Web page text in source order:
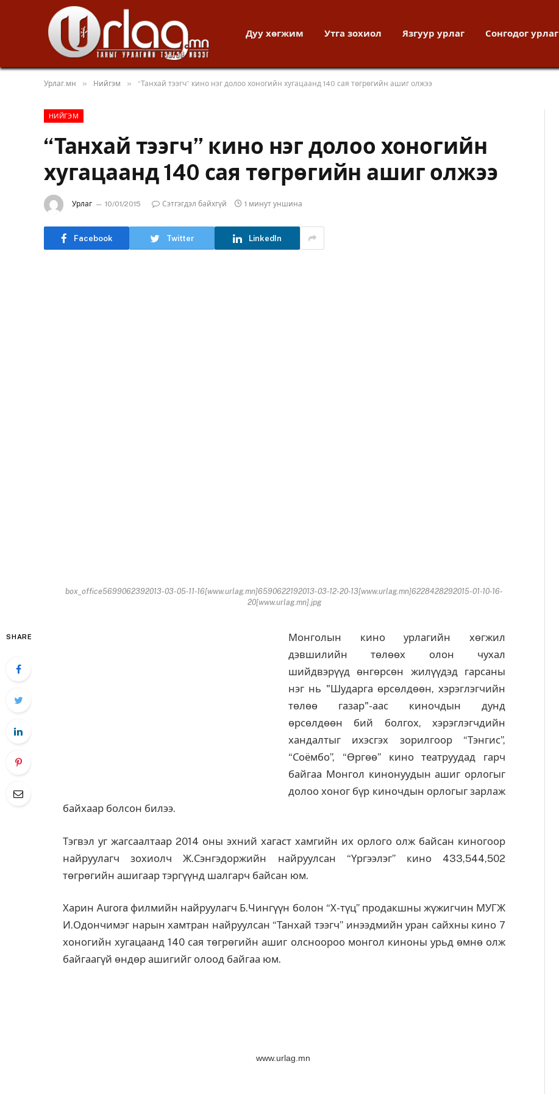
Дуу хөгжим Утга зохиол Язгуур урлаг Сонгодог урлаг
Урлаг.мн » Нийгэм » “Танхай тээгч” кино нэг долоо хоногийн хугацаанд 140 сая төгрөгийн ашиг олжээ
НИЙГЭМ
“Танхай тээгч” кино нэг долоо хоногийн
хугацаанд 140 сая төгрөгийн ашиг олжээ
Урлаг 10/01/2015 Сэтгэгдэл байхгүй 1 минут уншина
Facebook Twitter LinkedIn
box_office5699062392013-03-05-11-16[www.urlag.mn]6590622192013-03-12-20-13[www.urlag.mn]6228428292015-01-10-16-
20[www.urlag.mn].jpg
SHARE
Монголын кино урлагийн хөгжил
дэвшилийн төлөөх олон чухал
шийдвэрүүд өнгөрсөн жилүүдэд гарсаны
нэг нь "Шударга өрсөлдөөн, хэрэглэгчийн
төлөө газар"-аас киночдын дунд
өрсөлдөөн бий болгох, хэрэглэгчдийн
хандалтыг ихэсгэх зорилгоор “Тэнгис”,
“Соёмбо”, “Өргөө” кино театруудад гарч
байгаа Монгол кинонуудын ашиг орлогыг
долоо хоног бүр киночдын орлогыг зарлаж
байхаар болсон билээ.
Тэгвэл уг жагсаалтаар 2014 оны эхний хагаст хамгийн их орлого олж байсан киногоор
найруулагч зохиолч Ж.Сэнгэдоржийн найруулсан “Үргээлэг” кино 433,544,502
төгрөгийн ашигаар тэргүүнд шалгарч байсан юм.
Харин Aurora филмийн найруулагч Б.Чингүүн болон “Х-түц” продакшны жүжигчин МУГЖ
И.Одончимэг нарын хамтран найруулсан “Танхай тээгч” инээдмийн уран сайхны кино 7
хоногийн хугацаанд 140 сая төгрөгийн ашиг олсноороо монгол киноны урьд өмнө олж
байгаагүй өндөр ашигийг олоод байгаа юм.
www.urlag.mn